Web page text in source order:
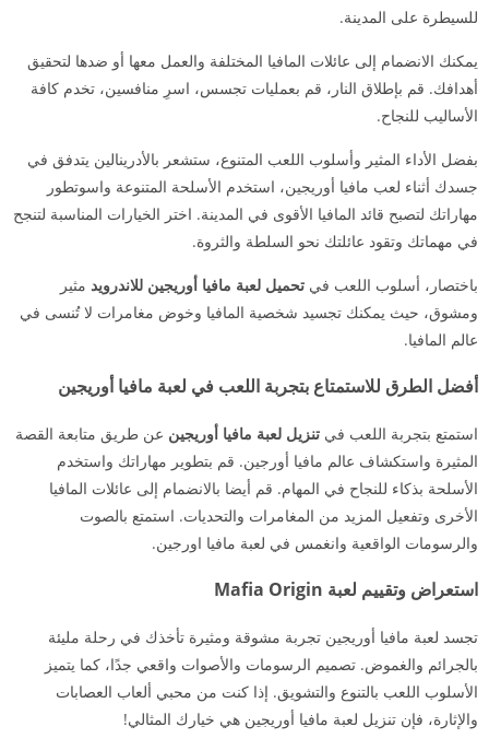
للسيطرة على المدينة.
يمكنك الانضمام إلى عائلات المافيا المختلفة والعمل معها أو ضدها لتحقيق
أهدافك. قم بإطلاق النار، قم بعمليات تجسس، اسرِ منافسين، تخدم كافة
الأساليب للنجاح.
بفضل الأداء المثير وأسلوب اللعب المتنوع، ستشعر بالأدرينالين يتدفق في
جسدك أثناء لعب مافيا أوريجين، استخدم الأسلحة المتنوعة واسوتطور
مهاراتك لتصبح قائد المافيا الأقوى في المدينة. اختر الخيارات المناسبة لتنجح
في مهماتك وتقود عائلتك نحو السلطة والثروة.
باختصار، أسلوب اللعب في تحميل لعبة مافيا أوريجين للاندرويد مثير
ومشوق، حيث يمكنك تجسيد شخصية المافيا وخوض مغامرات لا تُنسى في
عالم المافيا.
أفضل الطرق للاستمتاع بتجربة اللعب في لعبة مافيا أوريجين
استمتع بتجربة اللعب في تنزيل لعبة مافيا أوريجين عن طريق متابعة القصة
المثيرة واستكشاف عالم مافيا أورجين. قم بتطوير مهاراتك واستخدم
الأسلحة بذكاء للنجاح في المهام. قم أيضا بالانضمام إلى عائلات المافيا
الأخرى وتفعيل المزيد من المغامرات والتحديات. استمتع بالصوت
والرسومات الواقعية وانغمس في لعبة مافيا اورجين.
استعراض وتقييم لعبة Mafia Origin
تجسد لعبة مافيا أوريجين تجربة مشوقة ومثيرة تأخذك في رحلة مليئة
بالجرائم والغموض. تصميم الرسومات والأصوات واقعي جدًا، كما يتميز
الأسلوب اللعب بالتنوع والتشويق. إذا كنت من محبي ألعاب العصابات
والإثارة، فإن تنزيل لعبة مافيا أوريجين هي خيارك المثالي!